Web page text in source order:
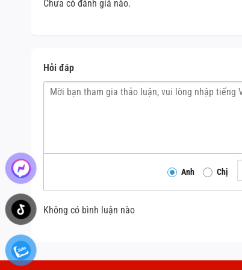
Chưa có đánh giá nào.
Hỏi đáp
Anh Chị
Không có bình luận nào